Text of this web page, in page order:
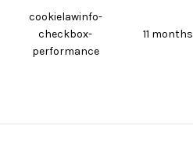
cookielawinfo-
checkbox-
performance
11 months